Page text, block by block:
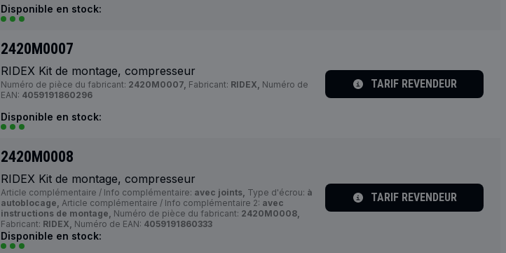
Disponible en stock:
2420M0007
RIDEX Kit de montage, compresseur
Numéro de pièce du fabricant: 2420M0007, Fabricant: RIDEX, Numéro de
EAN: 4059191860296
Disponible en stock:
TARIF REVENDEUR
2420M0008
RIDEX Kit de montage, compresseur
Article complémentaire / Info complémentaire: avec joints, Type d'écrou: à
autoblocage, Article complémentaire / Info complémentaire 2: avec
instructions de montage, Numéro de pièce du fabricant: 2420M0008,
Fabricant: RIDEX, Numéro de EAN: 4059191860333
Disponible en stock:
TARIF REVENDEUR